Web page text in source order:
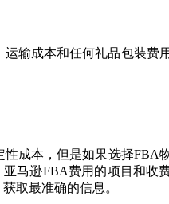
输成本和任何礼品包装费
成本，但是如果选择FBA
马逊FBA费用的项目和收
取最准确的信息。